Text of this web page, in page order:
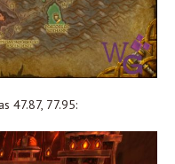
47.87, 77.95: